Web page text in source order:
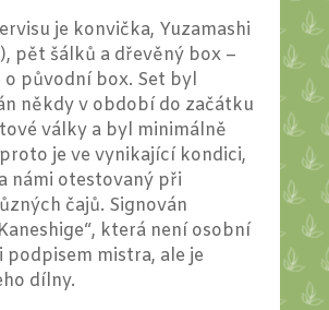
je konvička, Yuzamashi
pět šálků a dřevěný box –
o původní box. Set byl
někdy v období do začátku
války a byl minimálně
je ve vynikající kondici,
námi otestovaný při
čajů. Signován
která není osobní
podpisem mistra, ale je
dílny.